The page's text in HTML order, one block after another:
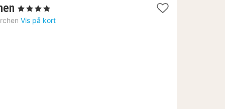
1
nat
, 4 Stjerner
Vis på kort